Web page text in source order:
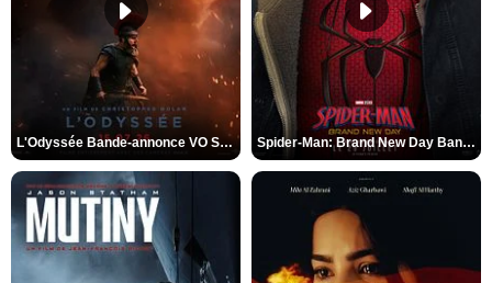
L'Odyssée Bande-annonce VO STFR Spider-Man: Brand New Day Bande-annonce VO STFR